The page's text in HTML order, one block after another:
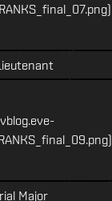
Major